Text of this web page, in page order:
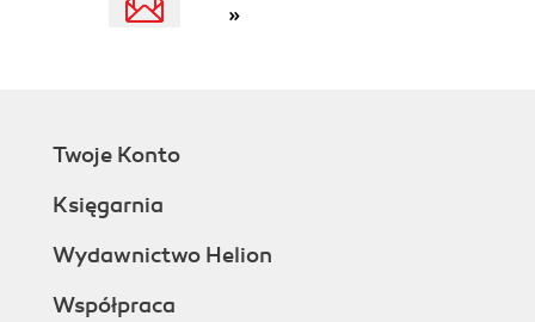
»
Twoje Konto
Księgarnia
Wydawnictwo Helion
Współpraca